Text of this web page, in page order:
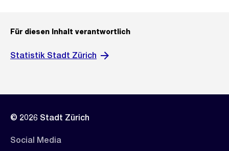
Für diesen Inhalt verantwortlich
Statistik Stadt Zürich
© 2026 Stadt Zürich
Social Media